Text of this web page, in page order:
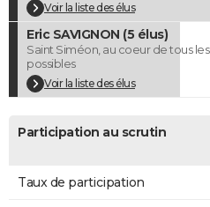
FORUM
Bricolage
Lifestyle
Culture
Sport
Auto
Television
Voyage
Cinema
Voir la liste des élus
Eric SAVIGNON (5 élus)
Saint Siméon, au coeur de tous les
possibles
Voir la liste des élus
Participation au scrutin
Taux de participation